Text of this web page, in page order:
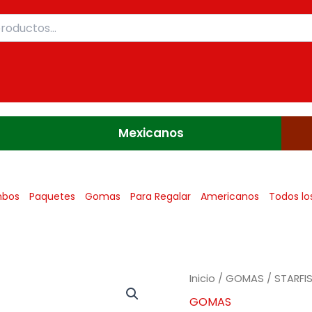
Mexicanos
Paquetes Gomas Para Regalar Americanos Todos
Inicio / GOMAS /
GOMAS